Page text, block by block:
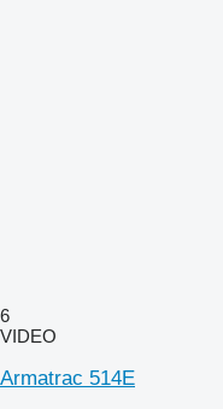
6
VIDEO
Armatrac 514E